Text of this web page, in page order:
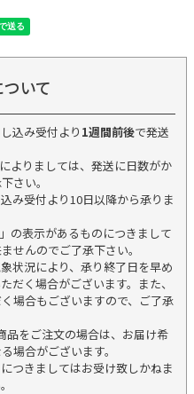
いて
込み受付より 1週間前後で発送
よりましては、発送に日数がか
さい。
み受付より10日以降から承りま
の表示があるものにつきまして
せんのでご了承下さい。
状況により、承り終了日を早め
だく場合がございます。また、
場合もございますので、ご了承
品をご注文の場合は、お届け希
場合がございます。
つきましてはお受け致しかねま